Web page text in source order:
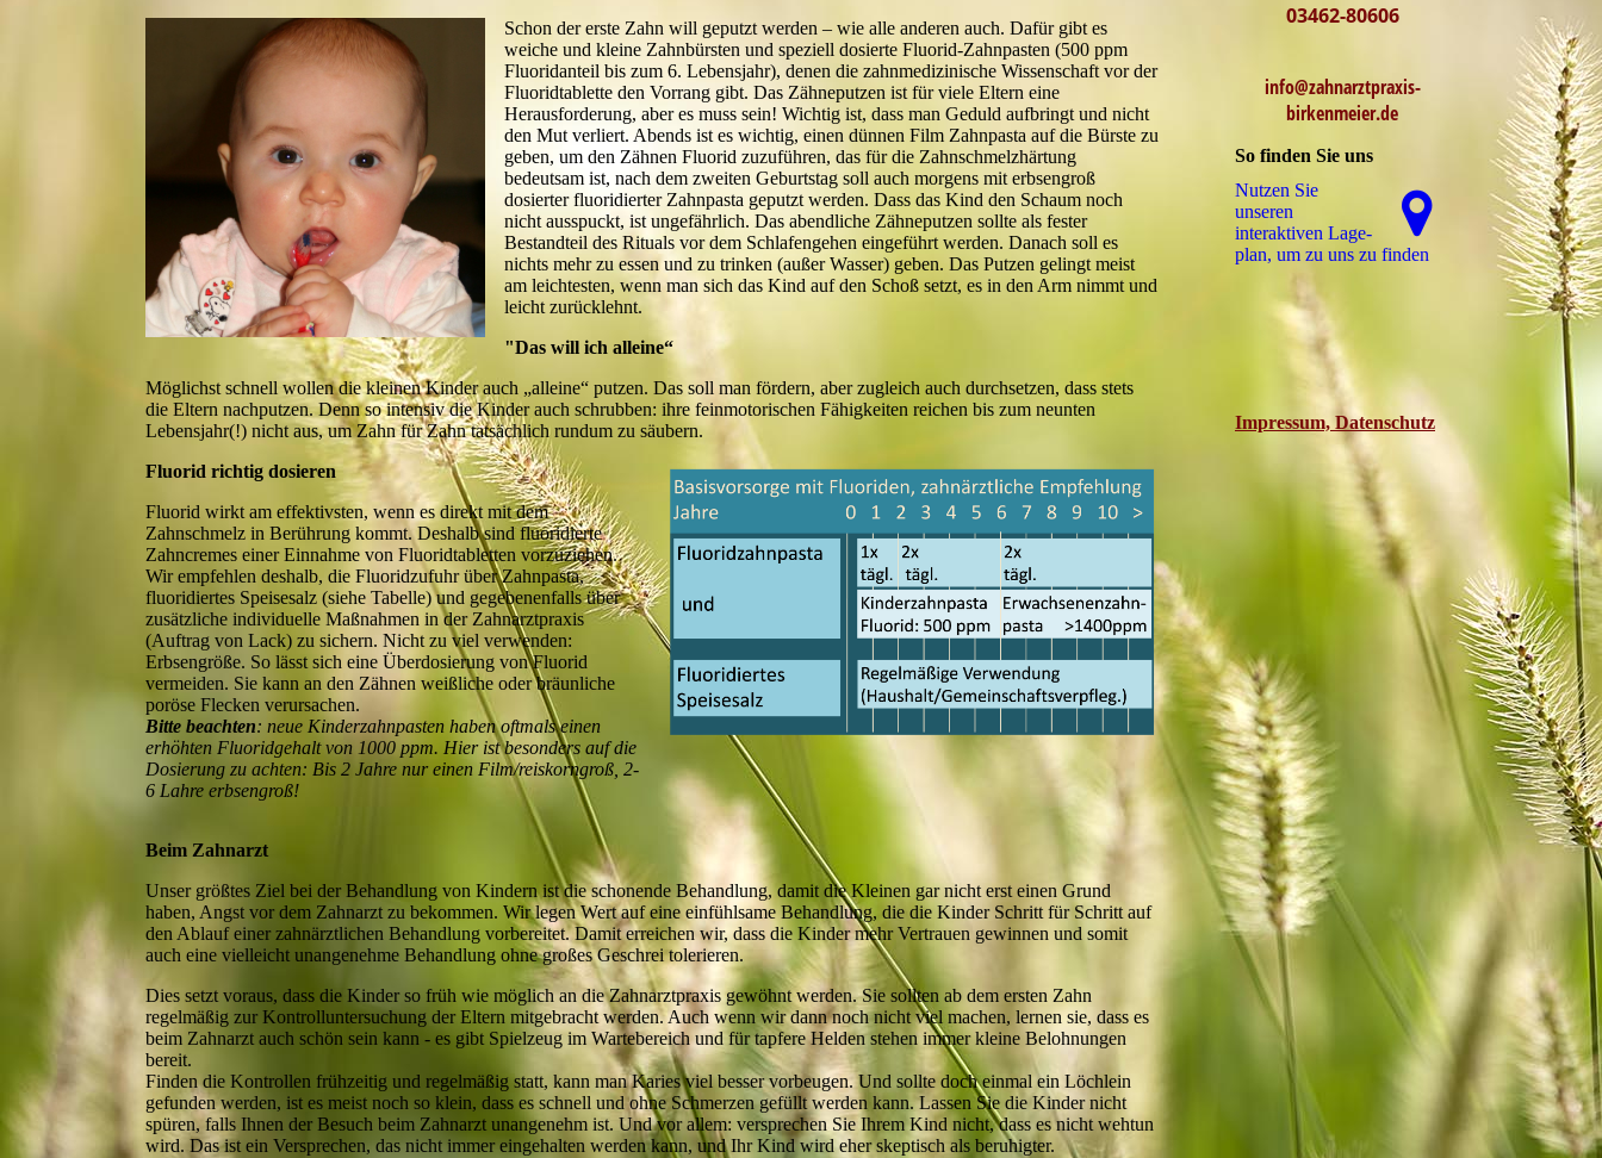
Schon der erste Zahn will geputzt werden – wie alle anderen auch. Dafür gibt es
weiche und kleine Zahnbürsten und speziell dosierte Fluorid-Zahnpasten (500 ppm
Fluoridanteil bis zum 6. Lebensjahr), denen die zahnmedizinische Wissenschaft vor der
Fluoridtablette den Vorrang gibt. Das Zähneputzen ist für viele Eltern eine
Herausforderung, aber es muss sein! Wichtig ist, dass man Geduld aufbringt und nicht
den Mut verliert. Abends ist es wichtig, einen dünnen Film Zahnpasta auf die Bürste zu
geben, um den Zähnen Fluorid zuzuführen, das für die Zahnschmelzhärtung
bedeutsam ist, nach dem zweiten Geburtstag soll auch morgens mit erbsengroß
dosierter fluoridierter Zahnpasta geputzt werden. Dass das Kind den Schaum noch
nicht ausspuckt, ist ungefährlich. Das abendliche Zähneputzen sollte als fester
Bestandteil des Rituals vor dem Schlafengehen eingeführt werden. Danach soll es
nichts mehr zu essen und zu trinken (außer Wasser) geben. Das Putzen gelingt meist
am leichtesten, wenn man sich das Kind auf den Schoß setzt, es in den Arm nimmt und
leicht zurücklehnt.
"Das will ich alleine“
Möglichst schnell wollen die kleinen Kinder auch „alleine“ putzen. Das soll man fördern, aber zugleich auch durchsetzen, dass stets
die Eltern nachputzen. Denn so intensiv die Kinder auch schrubben: ihre feinmotorischen Fähigkeiten reichen bis zum neunten
Lebensjahr(!) nicht aus, um Zahn für Zahn tatsächlich rundum zu säubern.
Fluorid richtig dosieren
Fluorid wirkt am effektivsten, wenn es direkt mit dem
Zahnschmelz in Berührung kommt. Deshalb sind fluoridierte
Zahncremes einer Einnahme von Fluoridtabletten vorzuziehen.
Wir empfehlen deshalb, die Fluoridzufuhr über Zahnpasta,
fluoridiertes Speisesalz (siehe Tabelle) und gegebenenfalls über
zusätzliche individuelle Maßnahmen in der Zahnarztpraxis
(Auftrag von Lack) zu sichern. Nicht zu viel verwenden:
Erbsengröße. So lässt sich eine Überdosierung von Fluorid
vermeiden. Sie kann an den Zähnen weißliche oder bräunliche
poröse Flecken verursachen.
Bitte beachten: neue Kinderzahnpasten haben oftmals einen
erhöhten Fluoridgehalt von 1000 ppm. Hier ist besonders auf die
Dosierung zu achten: Bis 2 Jahre nur einen Film/reiskorngroß, 2-
6 Lahre erbsengroß!
Beim Zahnarzt
Unser größtes Ziel bei der Behandlung von Kindern ist die schonende Behandlung, damit die Kleinen gar nicht erst einen Grund
haben, Angst vor dem Zahnarzt zu bekommen. Wir legen Wert auf eine einfühlsame Behandlung, die die Kinder Schritt für Schritt auf
den Ablauf einer zahnärztlichen Behandlung vorbereitet. Damit erreichen wir, dass die Kinder mehr Vertrauen gewinnen und somit
auch eine vielleicht unangenehme Behandlung ohne großes Geschrei tolerieren.
Dies setzt voraus, dass die Kinder so früh wie möglich an die Zahnarztpraxis gewöhnt werden. Sie sollten ab dem ersten Zahn
regelmäßig zur Kontrolluntersuchung der Eltern mitgebracht werden. Auch wenn wir dann noch nicht viel machen, lernen sie, dass es
beim Zahnarzt auch schön sein kann - es gibt Spielzeug im Wartebereich und für tapfere Helden stehen immer kleine Belohnungen
bereit.
Finden die Kontrollen frühzeitig und regelmäßig statt, kann man Karies viel besser vorbeugen. Und sollte doch einmal ein Löchlein
gefunden werden, ist es meist noch so klein, dass es schnell und ohne Schmerzen gefüllt werden kann. Lassen Sie die Kinder nicht
spüren, falls Ihnen der Besuch beim Zahnarzt unangenehm ist. Und vor allem: versprechen Sie Ihrem Kind nicht, dass es nicht wehtun
wird. Das ist ein Versprechen, das nicht immer eingehalten werden kann, und Ihr Kind wird eher skeptisch als beruhigter.
03462-80606
info@zahnarztpraxis-
birkenmeier.de
So finden Sie uns
Nutzen Sie
unseren
interaktiven La­ge­
plan, um zu uns zu finden
Impressum, Datenschutz